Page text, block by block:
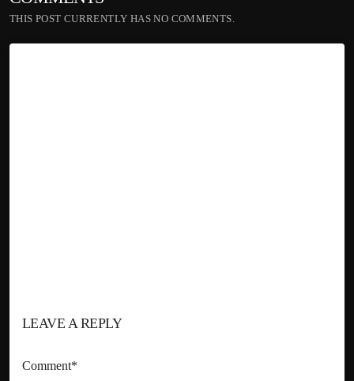
THIS POST CURRENTLY HAS NO COMMENTS.
LEAVE A REPLY
Comment*